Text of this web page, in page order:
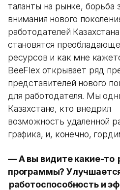
таланты на рынке, борьба
внимания нового
работодателей
становятся
ресурсов и как мне
BeeFlex открывает ряд
представителей нового
для работодателя. Мы
Казахстане, кто внедрил
возможность удаленной
графика, и, конечно,
—А вы видите какие-то
программы?
работоспособность и